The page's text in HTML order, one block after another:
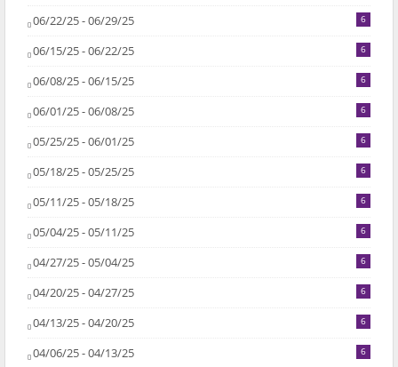
06/22/25 - 06/29/25 6
06/15/25 - 06/22/25 6
06/08/25 - 06/15/25 6
06/01/25 - 06/08/25 6
05/25/25 - 06/01/25 6
05/18/25 - 05/25/25 6
05/11/25 - 05/18/25 6
05/04/25 - 05/11/25 6
04/27/25 - 05/04/25 6
04/20/25 - 04/27/25 6
04/13/25 - 04/20/25 6
04/06/25 - 04/13/25 6